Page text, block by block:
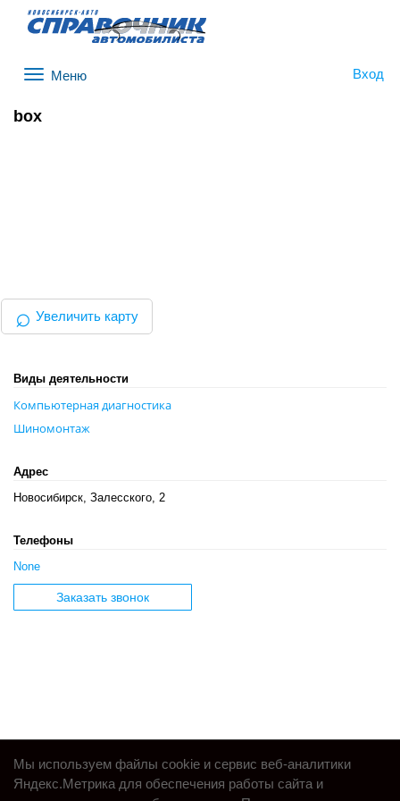
Вход
box
⌕ Увеличить карту
Виды деятельности
Компьютерная диагностика
Шиномонтаж
Адрес
Новосибирск, Залесского, 2
Телефоны
None
Заказать звонок
Мы используем файлы cookie и сервис веб-аналитики
Яндекс.Метрика для обеспечения работы сайта и